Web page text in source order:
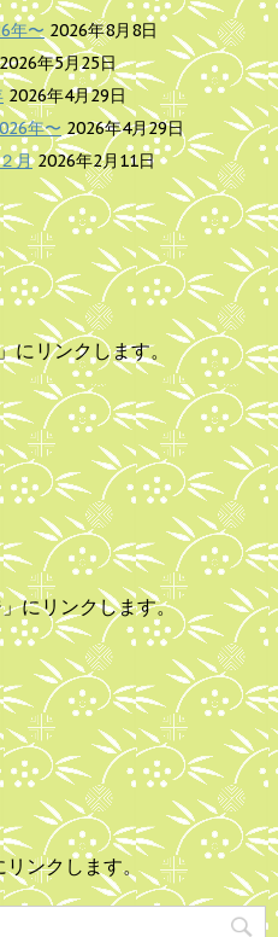
年〜 2026年8月8日
2026年5月25日
2026年4月29日
年〜 2026年4月29日
月 2026年2月11日
リンクします。
にリンクします。
ンクします。